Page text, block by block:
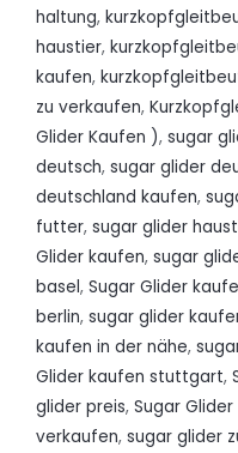
haltung,
haustier,
kaufen,
zu verkaufen,
Glider Kaufen ), sugar
deutsch, sugar glider
deutschland kaufen,
futter, sugar glider
Glider kaufen, sugar
basel, Sugar Glider
berlin, sugar glider
kaufen in der nähe,
Glider kaufen stuttgart,
glider preis, Sugar
verkaufen, sugar glider